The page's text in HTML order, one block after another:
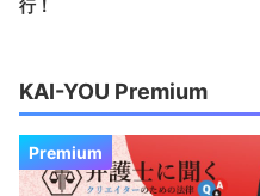
行！
KAI-YOU Premium
Premium